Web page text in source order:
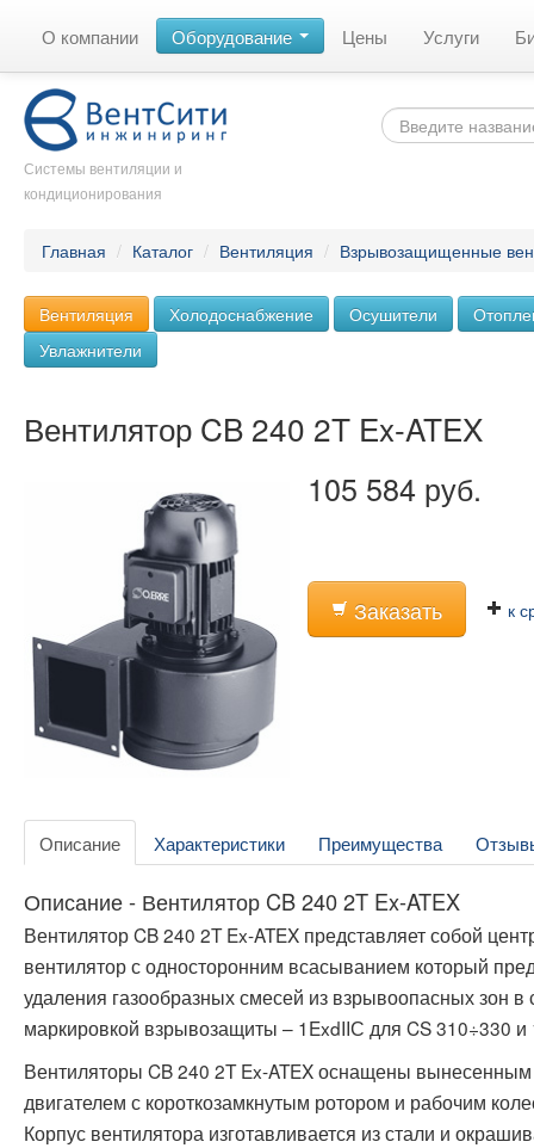
О компании Оборудование Цены Услуги
Системы вентиляции и
кондиционирования
Главная / Каталог / Вентиляция / Взрывозащищенные
Вентиляция Холодоснабжение Осушители
Увлажнители
Вентилятор CB 240 2T Ex-ATEX
105 584 руб.
Заказать к
Описание Характеристики Преимущества
Описание - Вентилятор CB 240 2T Ex-ATEX
Вентилятор CB 240 2T Ex-ATEX представляет собой
вентилятор с односторонним всасыванием который
удаления газообразных смесей из взрывоопасных зон в
маркировкой взрывозащиты – 1ExdIIС для CS 310÷330 и
Вентиляторы CB 240 2T Ex-ATEX оснащены
двигателем с короткозамкнутым ротором и рабочим
Корпус вентилятора изготавливается из стали и